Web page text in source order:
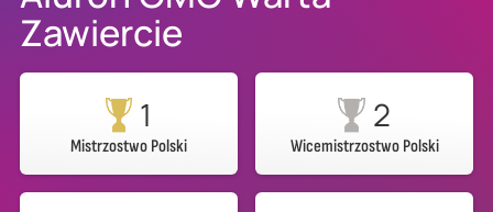
Zawiercie
1
Mistrzostwo Polski
2
Wicemistrzostwo Polski